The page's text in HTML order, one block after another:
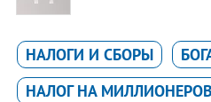
НАЛОГИ И СБОРЫ
НАЛОГ НА МИЛЛИОНЕРОВ